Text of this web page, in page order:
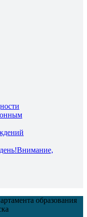
Внимание,
образования